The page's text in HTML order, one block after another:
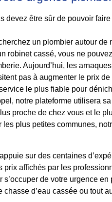
devez être sûr de pouvoir
un plombier autour
robinet cassé, vous ne
Aujourd’hui, les
pas à augmenter le prix
le plus fiable pour
notre plateforme utilisera
proche de chez vous et le
plus petites communes,
sur des centaines
affichés par les
de votre urgence
d’eau cassée ou tout